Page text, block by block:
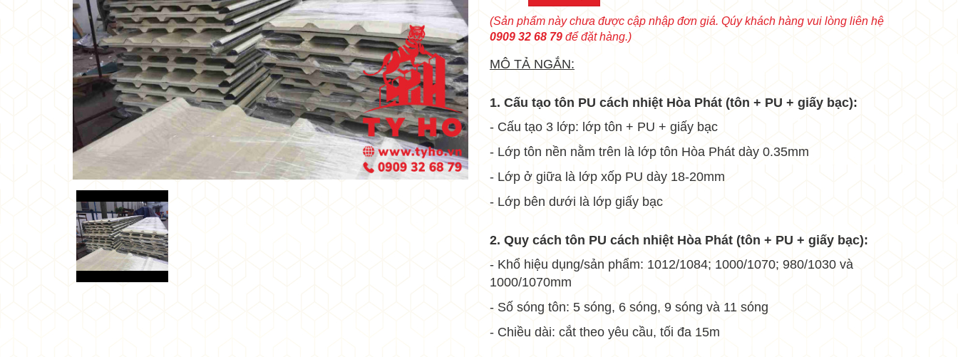
(Sản phẩm này chưa được cập nhập đơn giá. Qúy khách hàng vui lòng liên hệ
0909 32 68 79 để đặt hàng.)
MÔ TẢ NGẮN:
1. Cấu tạo tôn PU cách nhiệt Hòa Phát (tôn + PU + giấy bạc):
- Cấu tạo 3 lớp: lớp tôn + PU + giấy bạc
- Lớp tôn nền nằm trên là lớp tôn Hòa Phát dày 0.35mm
- Lớp ở giữa là lớp xốp PU dày 18-20mm
- Lớp bên dưới là lớp giấy bạc
2. Quy cách tôn PU cách nhiệt Hòa Phát (tôn + PU + giấy bạc):
- Khổ hiệu dụng/sản phẩm: 1012/1084; 1000/1070; 980/1030 và
1000/1070mm
- Số sóng tôn: 5 sóng, 6 sóng, 9 sóng và 11 sóng
- Chiều dài: cắt theo yêu cầu, tối đa 15m
•
•
•
•
•
•
•
•
•
•
•